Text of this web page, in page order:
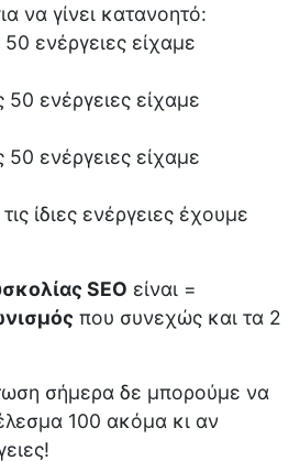
να γίνει κατανοητό:
ενέργειες είχαμε
50 ενέργειες είχαμε
50 ενέργειες είχαμε
ίδιες ενέργειες έχουμε
SEO είναι =
που συνεχώς και τα 2
σήμερα δε μπορούμε να
100 ακόμα κι αν